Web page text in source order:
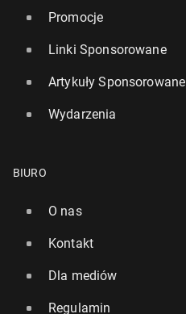
Promocje
Linki Sponsorowane
Artykuły Sponsorowane
Wydarzenia
BIURO
O nas
Kontakt
Dla mediów
Regulamin